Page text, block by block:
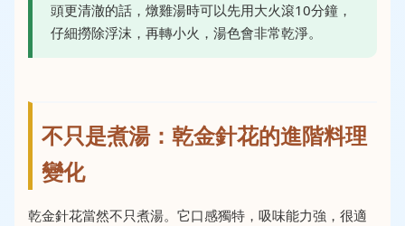
頭更清澈的話，燉雞湯時可以先用大火滾10分鐘，
仔細撈除浮沫，再轉小火，湯色會非常乾淨。
不只是煮湯：乾金針花的進階料理
變化
乾金針花當然不只煮湯。它口感獨特，吸味能力強，很適